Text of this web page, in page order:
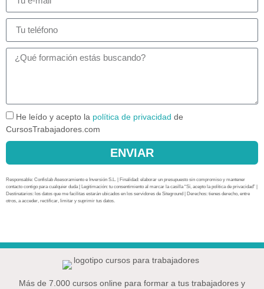
He leído y acepto la política de privacidad de
CursosTrabajadores.com
ENVIAR
Responsable: Confislab Asesoramiento e Inversión S.L. | Finalidad: elaborar un presupuesto sin compromiso y mantener
contacto contigo para cualquier duda | Legitimación: tu consentimiento al marcar la casilla “Sí, acepto la política de privacidad” |
Destinatarios: los datos que me facilitas estarán ubicados en los servidores de Siteground | Derechos: tienes derecho, entre
otros, a acceder, rectificar, limitar y suprimir tus datos.
Más de 7.000 cursos online para formar a tus trabajadores y